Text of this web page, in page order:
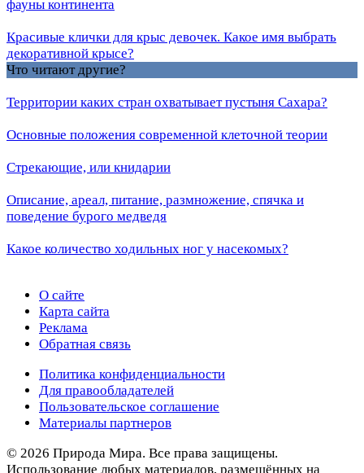
фауны континента
Красивые клички для крыс девочек. Какое имя выбрать
декоративной крысе?
Что читают другие?
Территории каких стран охватывает пустыня Сахара?
Основные положения современной клеточной теории
Стрекающие, или книдарии
Описание, ареал, питание, размножение, спячка и
поведение бурого медведя
Какое количество ходильных ног у насекомых?
О сайте
Карта сайта
Реклама
Обратная связь
Политика конфиденциальности
Для правообладателей
Пользовательское соглашение
Материалы партнеров
© 2026 Природа Мира. Все права защищены.
Использование любых материалов, размещённых на